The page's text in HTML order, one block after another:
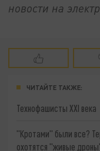
новости на
ЧИТАЙТЕ ТАКЖЕ:
Технофашисты XXI века
"Кротами" были все?
охотятся "живые